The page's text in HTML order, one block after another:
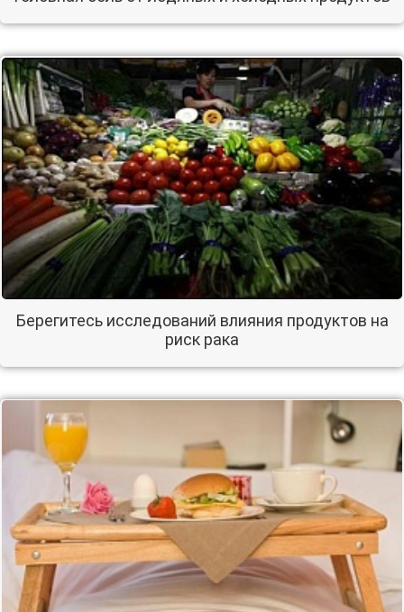
Берегитесь исследований влияния продуктов на
риск рака